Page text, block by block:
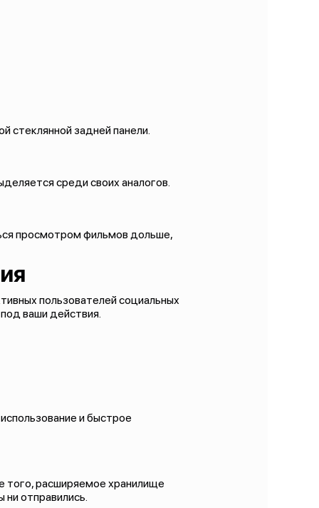
стеклянной задней панели.
среди своих аналогов.
просмотром фильмов дольше,
пользователей социальных
ваши действия.
и быстрое
того, расширяемое хранилище
отправились.